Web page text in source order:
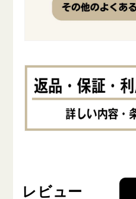
レビュー